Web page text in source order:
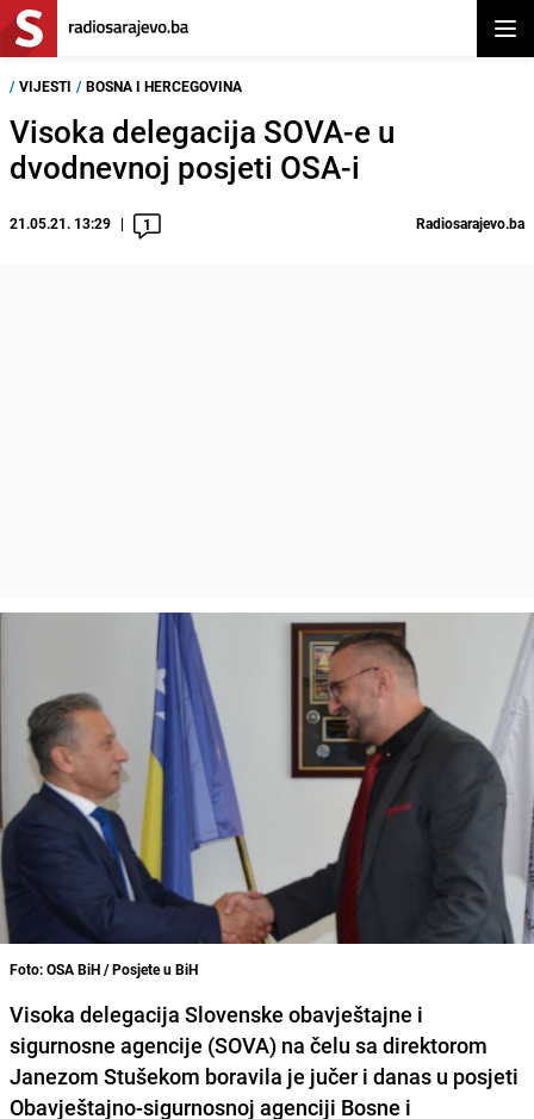
/ VIJESTI / BOSNA I HERCEGOVINA
Visoka delegacija SOVA-e u
dvodnevnoj posjeti OSA-i
21.05.21. 13:29 1 Radiosarajevo.ba
Foto: OSA BiH / Posjete u BiH
Visoka delegacija Slovenske obavještajne i
sigurnosne agencije (SOVA) na čelu sa direktorom
Janezom Stušekom boravila je jučer i danas u posjeti
Obavještajno-sigurnosnoj agenciji Bosne i